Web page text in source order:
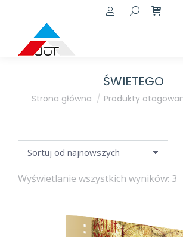
Szukaj:
ŚWIETEGO
Jesteś tutaj:
Strona główna Produkty
Wyświetlanie wszystkich wyników: 3